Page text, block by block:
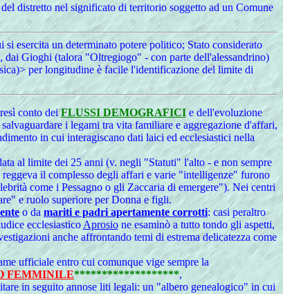
distretto nel significato di territorio soggetto ad un Comune
esercita un determinato potere politico; Stato considerato
Gioghi (talora "Oltregiogo" - con parte dell'alessandrino)
per longitudine è facile l'identificazione del limite di
conto deiFLUSSI DEMOGRAFICIe dell'evoluzione
i legami tra vita familiare e aggregazione d'affari,
in cui interagiscano dati laici ed ecclesiastici nella
al limite dei 25 anni (v. negli "Statuti" l'alto - e non sempre
il complesso degli affari e varie "intelligenze" furono
come i Pessagno o gli Zaccaria di emergere"). Nei centri
e ruolo superiore per Donna e figli.
o damariti e padri apertamente corrotti: casi peraltro
ecclesiasticoAprosione esaminò a tutto tondo gli aspetti,
anche affrontando temi di estrema delicatezza come
ufficiale entro cui comunque vige sempre la
FEMMINILE*******************,
in seguito annose liti legali: un "albero genealogico" in cui